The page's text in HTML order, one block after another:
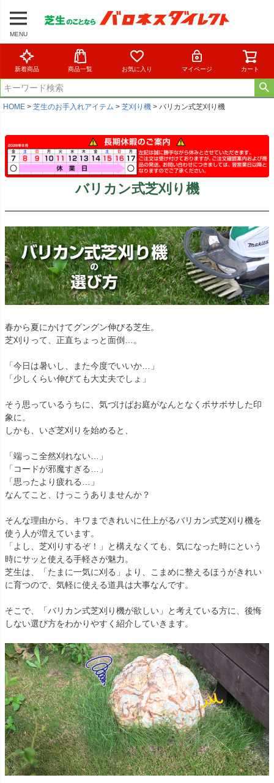
MENU
新着商品 商品一覧 お気に入り マイページ カート
HOME 芝生のお手入れアイテム 芝刈り機 バリカン式芝刈り機
バリカン式芝刈り機
春から夏にかけてグングン伸びる芝生。
芝刈りって、正直ちょっと面倒…。
「今日は暑いし、また今度でいいか…」
「少しくらい伸びても大丈夫でしょ」
そう思っているうちに、気づけばお庭がなんとなくボサボサした印
象に。
しかも、いざ芝刈りを始めると、
「端っこ全然刈れない…」
「コードが邪魔すぎる…」
「思ったより疲れる…」
なんてこと、けっこうありませんか？
そんな理由から、キワまできれいに仕上がるバリカン式芝刈り機を
使う人が増えています。
「よし、芝刈りするぞ！」と構えなくても、気になった時にという
時にサッと使える手軽さが魅力。
芝生は、「たまに一気に刈る」より、こまめに整えるほうがきれい
に育つので、気軽に使える道具は大事なんです。
そこで、「バリカン式芝刈り機が欲しい」と考えている方に、後悔
しない選び方をわかりやすく紹介していきます。